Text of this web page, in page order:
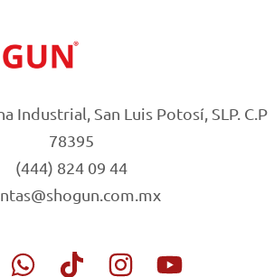
Industrial, San Luis Potosí, SLP. C.P
78395
(444) 824 09 44